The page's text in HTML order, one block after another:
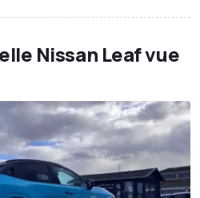
Nissan Leaf vue